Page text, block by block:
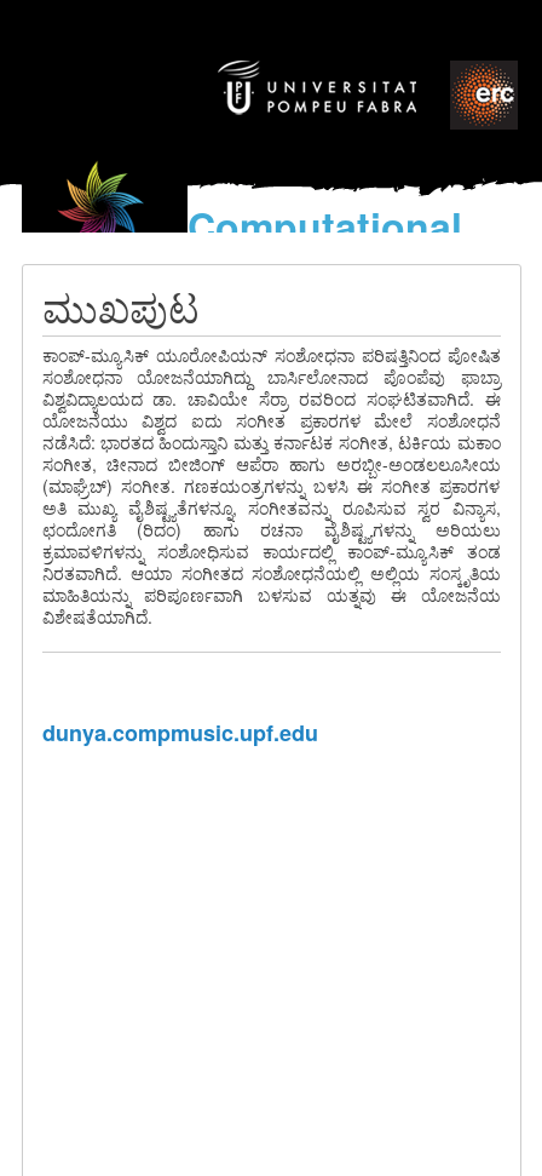
Computational
models
ಮುಖಪುಟ
ಕಾಂಪ್-ಮ್ಯೂಸಿಕ್ ಯೂರೋಪಿಯನ್ ಸಂಶೋಧನಾ ಪರಿಷತ್ತಿನಿಂದ ಪೋಷಿತ
ಸಂಶೋಧನಾ ಯೋಜನೆಯಾಗಿದ್ದು ಬಾರ್ಸಿಲೋನಾದ ಪೊಂಪೆವು ಫಾಬ್ರಾ
ವಿಶ್ವವಿದ್ಯಾಲಯದ ಡಾ. ಚಾವಿಯೇ ಸೆರ್ರಾ ರವರಿಂದ ಸಂಘಟಿತವಾಗಿದೆ. ಈ
ಯೋಜನೆಯು ವಿಶ್ವದ ಐದು ಸಂಗೀತ ಪ್ರಕಾರಗಳ ಮೇಲೆ ಸಂಶೋಧನೆ
ನಡೆಸಿದೆ: ಭಾರತದ ಹಿಂದುಸ್ತಾನಿ ಮತ್ತು ಕರ್ನಾಟಕ ಸಂಗೀತ, ಟರ್ಕಿಯ ಮಕಾಂ
ಸಂಗೀತ, ಚೀನಾದ ಬೀಜಿಂಗ್ ಆಪೆರಾ ಹಾಗು ಅರಬ್ಬೀ-ಅಂಡಲಲೂಸೀಯ
(ಮಾಘ್ರೆಬ್) ಸಂಗೀತ. ಗಣಕಯಂತ್ರಗಳನ್ನು ಬಳಸಿ ಈ ಸಂಗೀತ ಪ್ರಕಾರಗಳ
ಅತಿ ಮುಖ್ಯ ವೈಶಿಷ್ಟ್ಯತೆಗಳನ್ನೂ, ಸಂಗೀತವನ್ನು ರೂಪಿಸುವ ಸ್ವರ ವಿನ್ಯಾಸ,
ಛಂದೋಗತಿ (ರಿದಂ) ಹಾಗು ರಚನಾ ವೈಶಿಷ್ಟ್ಯಗಳನ್ನು ಅರಿಯಲು
ಕ್ರಮಾವಳಿಗಳನ್ನು ಸಂಶೋಧಿಸುವ ಕಾರ್ಯದಲ್ಲಿ ಕಾಂಪ್-ಮ್ಯೂಸಿಕ್ ತಂಡ
ನಿರತವಾಗಿದೆ. ಆಯಾ ಸಂಗೀತದ ಸಂಶೋಧನೆಯಲ್ಲಿ ಅಲ್ಲಿಯ ಸಂಸ್ಕೃತಿಯ
ಮಾಹಿತಿಯನ್ನು ಪರಿಪೂರ್ಣವಾಗಿ ಬಳಸುವ ಯತ್ನವು ಈ ಯೋಜನೆಯ
ವಿಶೇಷತೆಯಾಗಿದೆ.
dunya.compmusic.upf.edu